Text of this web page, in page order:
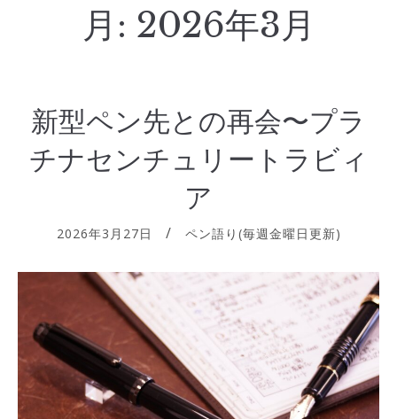
月: 2026年3月
新型ペン先との再会〜プラ
チナセンチュリートラビィ
ア
2026年3月27日 ペン語り(毎週金曜日更新)